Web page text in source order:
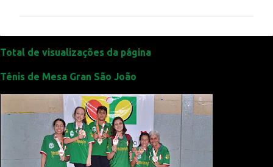
e
n
t
r
i
Total de visualizações da página
Tênis de Mesa Gran São João